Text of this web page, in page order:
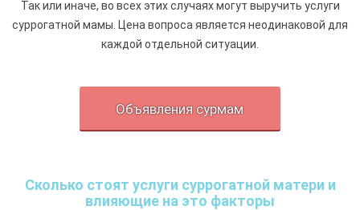
Так или иначе, во всех этих случаях могут выручить услуги
суррогатной мамы. Цена вопроса является неодинаковой для
каждой отдельной ситуации.
Объявления сурмам
Сколько стоят услуги суррогатной матери и
влияющие на это факторы